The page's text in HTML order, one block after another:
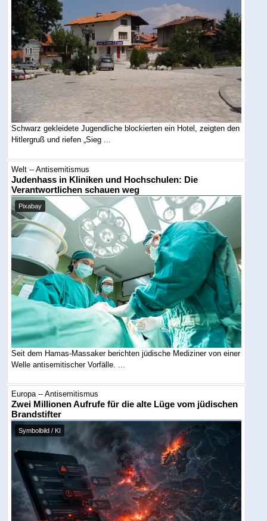
Schwarz gekleidete Jugendliche blockierten ein Hotel, zeigten den
Hitlergruß und riefen „Sieg ...
Welt -- Antisemitismus
Judenhass in Kliniken und Hochschulen: Die
Verantwortlichen schauen weg
Pixabay
Seit dem Hamas-Massaker berichten jüdische Mediziner von einer
Welle antisemitischer Vorfälle. ...
Europa -- Antisemitismus
Zwei Millionen Aufrufe für die alte Lüge vom jüdischen
Brandstifter
Symbolbild / KI